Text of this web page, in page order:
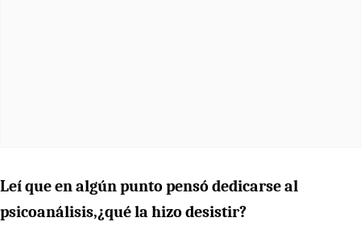
Leí que en algún punto pensó dedicarse al
psicoanálisis,¿qué la hizo desistir?